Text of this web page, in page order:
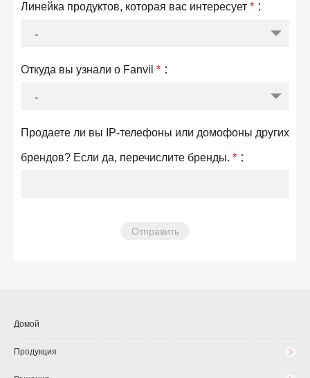
Линейка продуктов, которая вас интересует * ：
Откуда вы узнали о Fanvil * ：
Продаете ли вы IP-телефоны или домофоны других
брендов? Если да, перечислите бренды. * ：
Домой
Продукция